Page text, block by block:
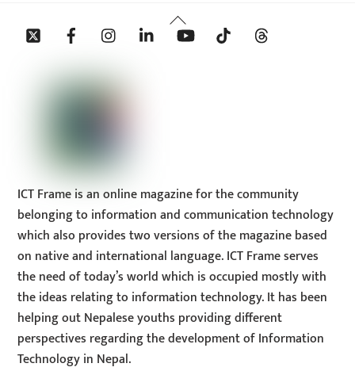
Back
To
Twitter Facebook InstagramLinkedin YouTube Tiktok
ICT Frame is an online magazine for the community
belonging to information and communication technology
which also provides two versions of the magazine based
on native and international language. ICT Frame serves
the need of today’s world which is occupied mostly with
the ideas relating to information technology. It has been
helping out Nepalese youths providing different
perspectives regarding the development of Information
Technology in Nepal.